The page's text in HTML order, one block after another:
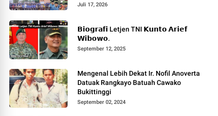
PELAYANAN MASYARAKAT.
Juli 17, 2026
𝗕𝗶𝗼𝗴𝗿𝗮𝗳𝗶 Letjen TNI 𝗞𝘂𝗻𝘁𝗼 𝗔𝗿𝗶𝗲𝗳
𝗪𝗶𝗯𝗼𝘄𝗼.
September 12, 2025
Mengenal Lebih Dekat Ir. Nofil Anoverta
Datuak Rangkayo Batuah Cawako
Bukittinggi
September 02, 2024